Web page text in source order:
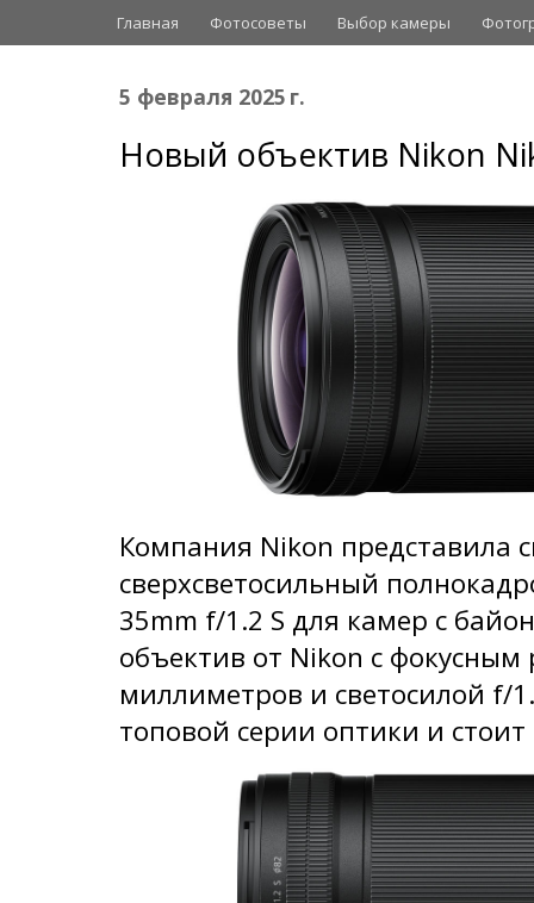
Главная Фотосоветы Выбор камеры
5 февраля 2025 г.
Новый объектив Nikon
Компания Nikon представила
сверхсветосильный
35mm f/1.2 S для камер с
объектив от Nikon с фокусным
миллиметров и светосилой f/
топовой серии оптики и стоит